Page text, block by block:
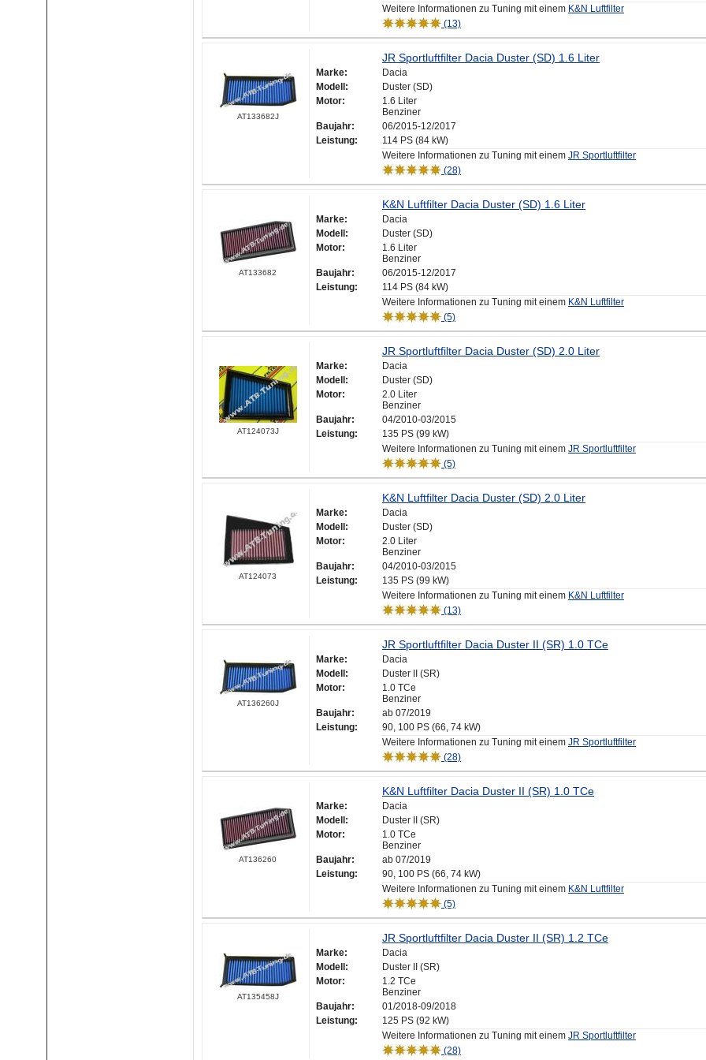
Weitere Informationen zu Tuning mit einem K&N Luftfilter
(13)
AT133682J
JR Sportluftfilter Dacia Duster (SD) 1.6 Liter
Marke:
Dacia
Modell:
Duster (SD)
Motor:
1.6 Liter
Benziner
Baujahr:
06/2015-12/2017
Leistung:
114 PS (84 kW)
Weitere Informationen zu Tuning mit einem JR Sportluftfilter
(28)
AT133682
K&N Luftfilter Dacia Duster (SD) 1.6 Liter
Marke:
Dacia
Modell:
Duster (SD)
Motor:
1.6 Liter
Benziner
Baujahr:
06/2015-12/2017
Leistung:
114 PS (84 kW)
Weitere Informationen zu Tuning mit einem K&N Luftfilter
(5)
AT124073J
JR Sportluftfilter Dacia Duster (SD) 2.0 Liter
Marke:
Dacia
Modell:
Duster (SD)
Motor:
2.0 Liter
Benziner
Baujahr:
04/2010-03/2015
Leistung:
135 PS (99 kW)
Weitere Informationen zu Tuning mit einem JR Sportluftfilter
(5)
AT124073
K&N Luftfilter Dacia Duster (SD) 2.0 Liter
Marke:
Dacia
Modell:
Duster (SD)
Motor:
2.0 Liter
Benziner
Baujahr:
04/2010-03/2015
Leistung:
135 PS (99 kW)
Weitere Informationen zu Tuning mit einem K&N Luftfilter
(13)
AT136260J
JR Sportluftfilter Dacia Duster II (SR) 1.0 TCe
Marke:
Dacia
Modell:
Duster II (SR)
Motor:
1.0 TCe
Benziner
Baujahr:
ab 07/2019
Leistung:
90, 100 PS (66, 74 kW)
Weitere Informationen zu Tuning mit einem JR Sportluftfilter
(28)
AT136260
K&N Luftfilter Dacia Duster II (SR) 1.0 TCe
Marke:
Dacia
Modell:
Duster II (SR)
Motor:
1.0 TCe
Benziner
Baujahr:
ab 07/2019
Leistung:
90, 100 PS (66, 74 kW)
Weitere Informationen zu Tuning mit einem K&N Luftfilter
(5)
AT135458J
JR Sportluftfilter Dacia Duster II (SR) 1.2 TCe
Marke:
Dacia
Modell:
Duster II (SR)
Motor:
1.2 TCe
Benziner
Baujahr:
01/2018-09/2018
Leistung:
125 PS (92 kW)
Weitere Informationen zu Tuning mit einem JR Sportluftfilter
(28)